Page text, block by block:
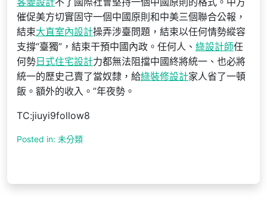
催促美方切實固守一個中國原則和中美三個聯合公報，
結束大直室內設計操弄涉臺問題，結束以任何情勢縱容
支撐“臺獨”，結束干預中國內政。任何人、 綠設計師任
何勢 日式住宅設計力都無法阻擋中國終將統一、也必將
統一的歷史己賣了當奴隸，給綠裝修設計家人省了一頓
飯。額外的收入。”年夜勢。
TC:jiuyi9follow8
Posted in: 未分類